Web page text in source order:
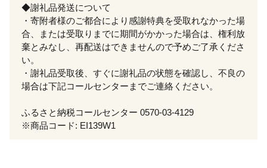
◆謝礼品発送について
・寄附者様のご都合により感謝特典を受取れなかった場
合、または受取りまでに期間がかかった場合は、権利放
棄とみなし、再配送はできませんので予めご了承くださ
い。
・謝礼品受取後、すぐに謝礼品の状態を確認し、不良の
場合は下記コールセンターまでご連絡ください。
ふるさと納税コールセンター 0570-03-4129
※商品コード: EI139W1